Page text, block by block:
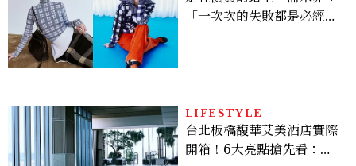
「一次次的失敗都是必經過
LIFESTYLE
台北板橋馥華艾美酒店實際
開箱！6大亮點搶先看：新